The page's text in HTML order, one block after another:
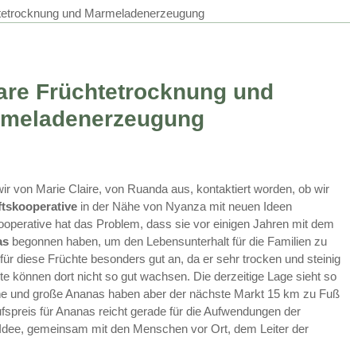
und Marmeladenerzeugung
Früchtetrocknung und
von Marie Claire, von Ruanda aus, kontaktiert worden, ob wir
in der Nähe von Nyanza mit neuen Ideen
hat das Problem, dass sie vor einigen Jahren mit dem
begonnen haben, um den Lebensunterhalt für die Familien zu
diese Früchte besonders gut an, da er sehr trocken und steinig
können dort nicht so gut wachsen. Die derzeitige Lage sieht so
und große Ananas haben aber der nächste Markt 15 km zu Fuß
für Ananas reicht gerade für die Aufwendungen der
gemeinsam mit den Menschen vor Ort, dem Leiter der